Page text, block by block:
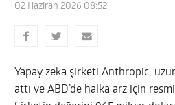
02 Haziran 2026 08:52
Yapay zeka şirketi Anthropic,
attı ve ABD’de halka arz için